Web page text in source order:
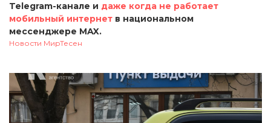
Telegram-канале и даже когда не работает
мобильный интернет в национальном
мессенджере MAX.
Новости МирТесен